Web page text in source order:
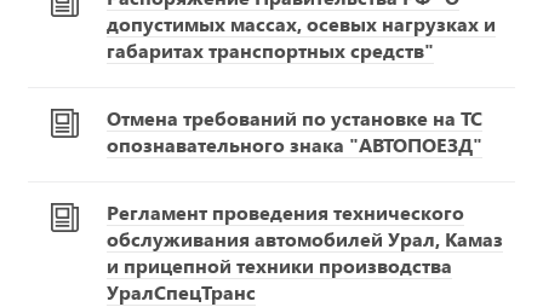
допустимых массах, осевых нагрузках и
габаритах транспортных средств"
Отмена требований по установке на ТС
опознавательного знака "АВТОПОЕЗД"
Регламент проведения технического
обслуживания автомобилей Урал, Камаз
и прицепной техники производства
УралСпецТранс